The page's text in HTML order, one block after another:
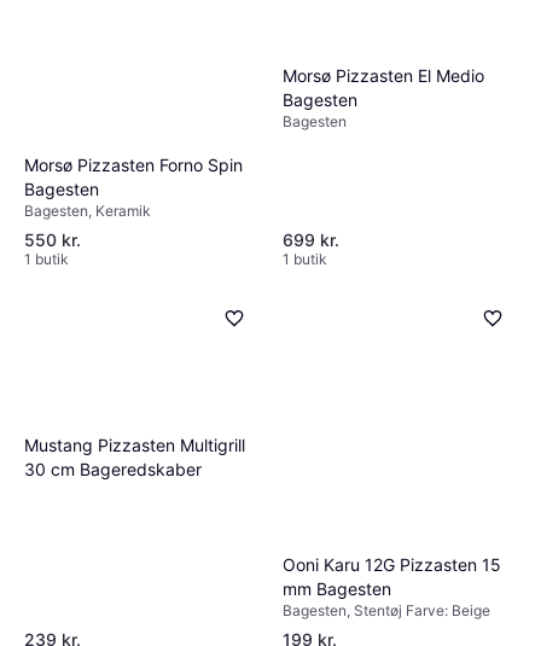
Morsø Pizzasten Forno Spin
Bagesten
Bagesten, Keramik
550 kr.
1 butik
Morsø Pizzasten El Medio
Bagesten
Bagesten
699 kr.
1 butik
Mustang Pizzasten Multigrill
30 cm Bageredskaber
239 kr.
Ooni Karu 12G Pizzasten 15
mm Bagesten
Bagesten, Stentøj Farve: Beige
199 kr.